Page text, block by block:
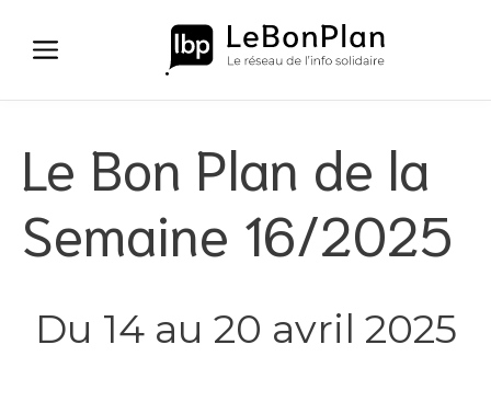
contenu
Le Bon Plan de la
Semaine 16/2025
Du 14 au 20 avril 2025